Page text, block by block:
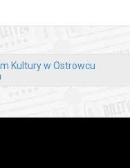
Kultury w Ostrowcu